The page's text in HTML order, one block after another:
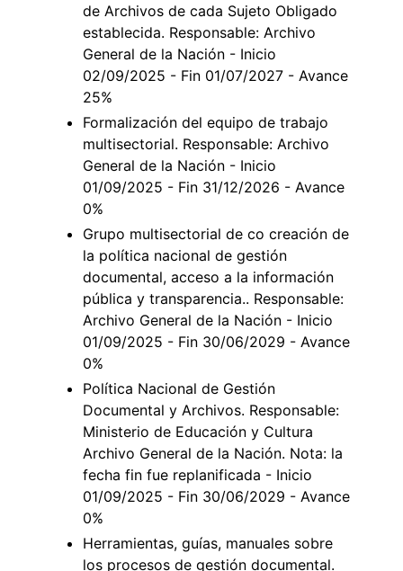
de Archivos de cada Sujeto Obligado
establecida. Responsable: Archivo
General de la Nación - Inicio
02/09/2025 - Fin 01/07/2027 - Avance
25%
Formalización del equipo de trabajo
multisectorial. Responsable: Archivo
General de la Nación - Inicio
01/09/2025 - Fin 31/12/2026 - Avance
0%
Grupo multisectorial de co creación de
la política nacional de gestión
documental, acceso a la información
pública y transparencia.. Responsable:
Archivo General de la Nación - Inicio
01/09/2025 - Fin 30/06/2029 - Avance
0%
Política Nacional de Gestión
Documental y Archivos. Responsable:
Ministerio de Educación y Cultura
Archivo General de la Nación. Nota: la
fecha fin fue replanificada - Inicio
01/09/2025 - Fin 30/06/2029 - Avance
0%
Herramientas, guías, manuales sobre
los procesos de gestión documental.